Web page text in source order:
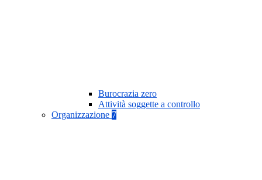
Burocrazia zero
Attività soggette a controllo
Organizzazione 7